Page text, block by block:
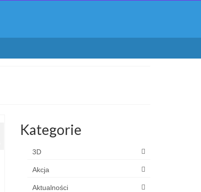
Kategorie
3D
Akcja
Aktualności